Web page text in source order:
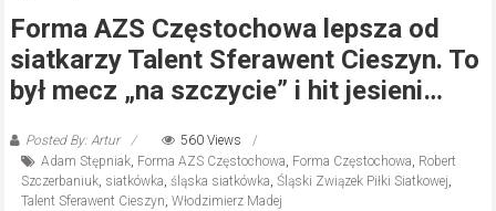
Forma AZS Częstochowa lepsza od
siatkarzy Talent Sferawent Cieszyn. To
był mecz „na szczycie” i hit jesieni…
Posted By: Artur
560 Views
Adam Stępniak, Forma AZS Częstochowa, Forma Częstochowa, Robert
Szczerbaniuk, siatkówka, śląska siatkówka, Śląski Związek Piłki Siatkowej,
Talent Sferawent Cieszyn, Włodzimierz Madej